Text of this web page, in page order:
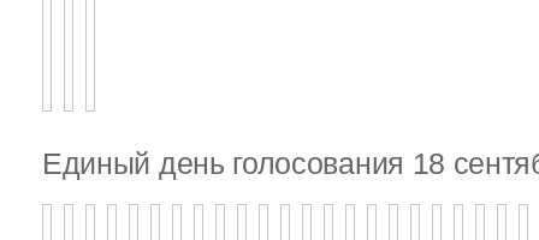
Единый день голосования 18